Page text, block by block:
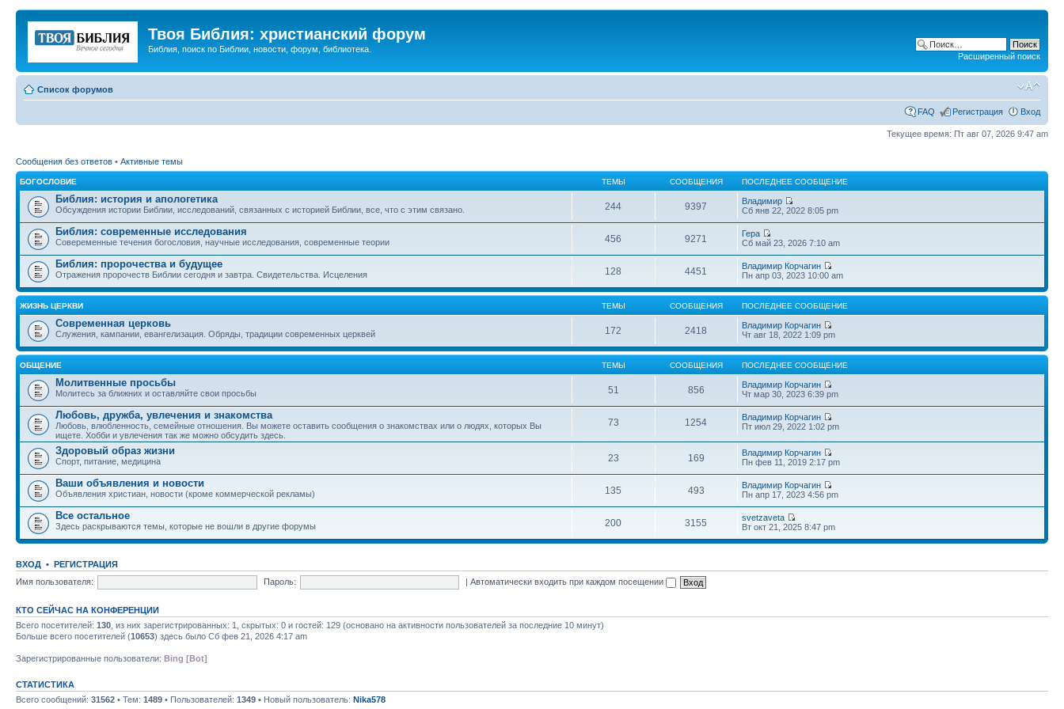
Твоя Библия: христианский форум
Библия, поиск по Библии, новости, форум, библиотека.
Расширенный поиск
Список форумов
FAQ Регистрация Вход
Текущее время: Пт авг 07, 2026 9:47 am
Сообщения без ответов • Активные темы
БОГОСЛОВИЕ ТЕМЫ СООБЩЕНИЯ ПОСЛЕДНЕЕ СООБЩЕНИЕ
Библия: история и апологетика
Обсуждения истории Библии, исследований, связанных с историей Библии, все, что с этим связано. 244 9397
Владимир
Сб янв 22, 2022 8:05 pm
Библия: современные исследования
Совеременные течения богословия, научные исследования, современные теории 456 9271
Гера
Сб май 23, 2026 7:10 am
Библия: пророчества и будущее
Отражения пророчеств Библии сегодня и завтра. Свидетельства. Исцеления 128 4451
Владимир Корчагин
Пн апр 03, 2023 10:00 am
ЖИЗНЬ ЦЕРКВИ ТЕМЫ СООБЩЕНИЯ ПОСЛЕДНЕЕ СООБЩЕНИЕ
Современная церковь
Служения, кампании, евангелизация. Обряды, традиции современных церквей 172 2418
Владимир Корчагин
Чт авг 18, 2022 1:09 pm
ОБЩЕНИЕ ТЕМЫ СООБЩЕНИЯ ПОСЛЕДНЕЕ СООБЩЕНИЕ
Молитвенные просьбы
Молитесь за ближних и оставляйте свои просьбы 51 856
Владимир Корчагин
Чт мар 30, 2023 6:39 pm
Любовь, дружба, увлечения и знакомства
Любовь, влюбленность, семейные отношения. Вы можете оставить сообщения о знакомствах или о людях, которых Вы
ищете. Хобби и увлечения так же можно обсудить здесь.
73 1254
Владимир Корчагин
Пт июл 29, 2022 1:02 pm
Здоровый образ жизни
Спорт, питание, медицина 23 169
Владимир Корчагин
Пн фев 11, 2019 2:17 pm
Ваши объявления и новости
Объявления христиан, новости (кроме коммерческой рекламы) 135 493
Владимир Корчагин
Пн апр 17, 2023 4:56 pm
Все остальное
Здесь раскрываются темы, которые не вошли в другие форумы 200 3155
svetzaveta
Вт окт 21, 2025 8:47 pm
ВХОД • РЕГИСТРАЦИЯ
Имя пользователя:
Пароль: |Автоматически входить при каждом посещении
КТО СЕЙЧАС НА КОНФЕРЕНЦИИ
Всего посетителей: 130 , из них зарегистрированных: 1, скрытых: 0 и гостей: 129 (основано на активности пользователей за последние 10 минут)
Больше всего посетителей (10653) здесь было Сб фев 21, 2026 4:17 am
Зарегистрированные пользователи: Bing [Bot]
СТАТИСТИКА
Всего сообщений: 31562 • Тем: 1489 • Пользователей: 1349 • Новый пользователь: Nika578